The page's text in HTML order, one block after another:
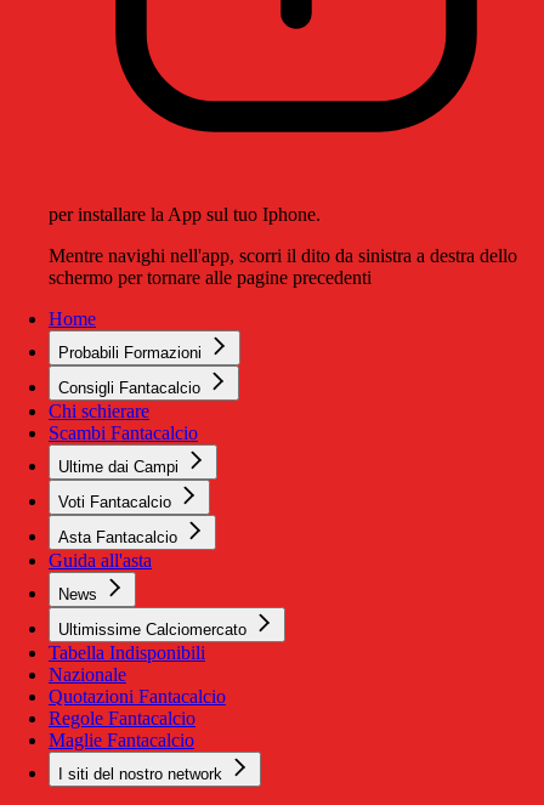
per installare la App sul tuo Iphone.
Mentre navighi nell'app, scorri il dito da sinistra a destra dello
schermo per tornare alle pagine precedenti
Home
Probabili Formazioni
Consigli Fantacalcio
Chi schierare
Scambi Fantacalcio
Ultime dai Campi
Voti Fantacalcio
Asta Fantacalcio
Guida all'asta
News
Ultimissime Calciomercato
Tabella Indisponibili
Nazionale
Quotazioni Fantacalcio
Regole Fantacalcio
Maglie Fantacalcio
I siti del nostro network